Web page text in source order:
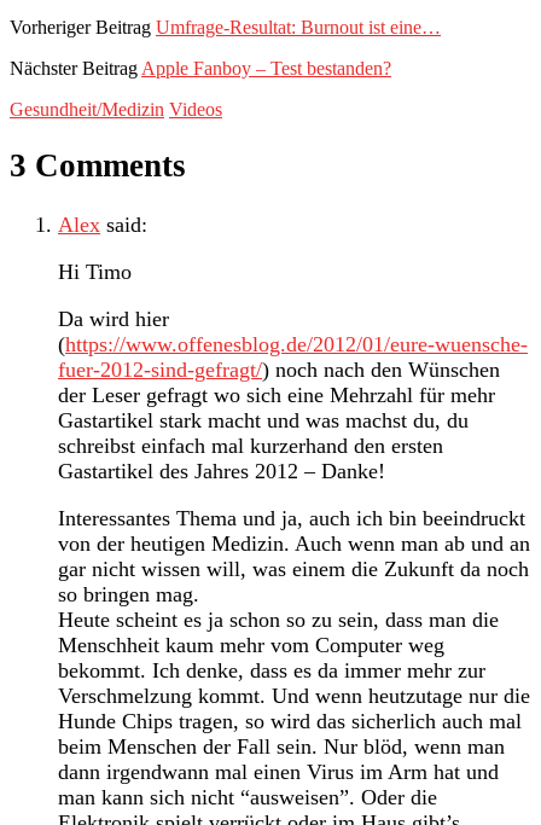
Vorheriger Beitrag Umfrage-Resultat: Burnout ist eine…
Nächster Beitrag Apple Fanboy – Test bestanden?
Gesundheit/Medizin Videos
3 Comments
Alex said:
Hi Timo
Da wird hier
(https://www.offenesblog.de/2012/01/eure-wuensche-
fuer-2012-sind-gefragt/) noch nach den Wünschen
der Leser gefragt wo sich eine Mehrzahl für mehr
Gastartikel stark macht und was machst du, du
schreibst einfach mal kurzerhand den ersten
Gastartikel des Jahres 2012 – Danke!
Interessantes Thema und ja, auch ich bin beeindruckt
von der heutigen Medizin. Auch wenn man ab und an
gar nicht wissen will, was einem die Zukunft da noch
so bringen mag.
Heute scheint es ja schon so zu sein, dass man die
Menschheit kaum mehr vom Computer weg
bekommt. Ich denke, dass es da immer mehr zur
Verschmelzung kommt. Und wenn heutzutage nur die
Hunde Chips tragen, so wird das sicherlich auch mal
beim Menschen der Fall sein. Nur blöd, wenn man
dann irgendwann mal einen Virus im Arm hat und
man kann sich nicht “ausweisen”. Oder die